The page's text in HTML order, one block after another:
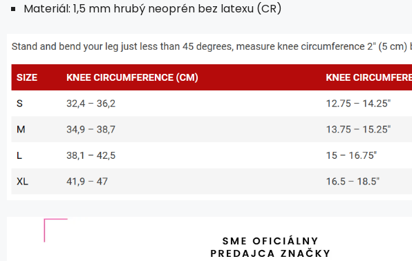
Materiál: 1,5 mm hrubý neoprén bez latexu (CR)